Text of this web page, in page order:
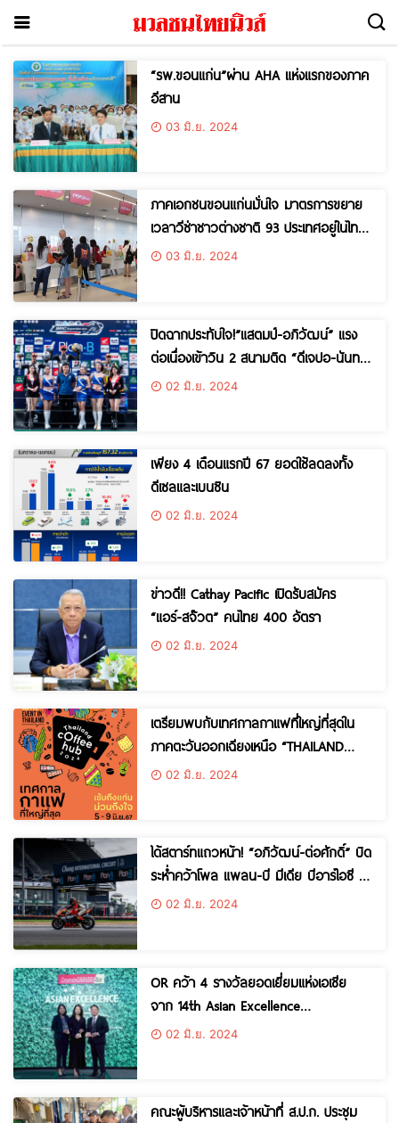
“รพ.ขอนแก่น”ผ่าน AHA แห่งแรกของภาค
อีสาน
03 มิ.ย. 2024
ภาคเอกชนขอนแก่นมั่นใจ มาตรการขยาย
เวลาวีซ่าชาวต่างชาติ 93 ประเทศอยู่ในไทย
ได้ยาว 60 วัน
03 มิ.ย. 2024
ปิดฉากประทับใจ!”แสตมป์-อภิวัฒน์” แรง
ต่อเนื่องเข้าวิน 2 สนามติด “ดีเจปอ-นันท
ชัย” ปลดล็อกคว้าชัยแรกระดับประเทศ
02 มิ.ย. 2024
เพียง 4 เดือนแรกปี 67 ยอดใช้ลดลงทั้ง
ดีเซลและเบนซิน
02 มิ.ย. 2024
ข่าวดี!! Cathay Pacific เปิดรับสมัคร
“แอร์-สจ๊วต” คนไทย 400 อัตรา
02 มิ.ย. 2024
เตรียมพบกับเทศกาลกาแฟที่ใหญ่ที่สุดใน
ภาคตะวันออกเฉียงเหนือ “THAILAND
COFFEE HUB 2024” รวมแบรนด์กาแฟ
02 มิ.ย. 2024
ได้สตาร์ทแถวหน้า! “อภิวัฒน์-ต่อศักดิ์” บิด
ระห่ำคว้าโพล แพลน-บี มีเดีย บีอาร์ไอซี ซู
เปอร์ไบค์ สนาม 2
02 มิ.ย. 2024
OR คว้า 4 รางวัลยอดเยี่ยมแห่งเอเชีย
จาก 14th Asian Excellence
Award ตอกย้ำความเป็นเลิศในระดับสากล
02 มิ.ย. 2024
คณะผู้บริหารและเจ้าหน้าที่ ส.ป.ก. ประชุม